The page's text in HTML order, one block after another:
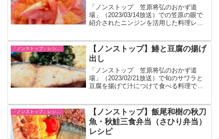
「ノンストップ 笠原将弘のおかず道
場」（2023/03/14放送）での笠原の眼で
紹介されたニンジンを活用した料理レシ
【ノンストップ】鰆と豆腐の揚げ
出し
「ノンストップ 笠原将弘のおかず道
場」（2023/02/21放送）で旬のサワラと
豆腐を揚げて汁につけて食べる料理で
「ノンストップ」レシピ一覧
【ノンストップ】飯尾和樹の秋刀
魚・秋鮭三食弁当（さひり弁当）
レシピ